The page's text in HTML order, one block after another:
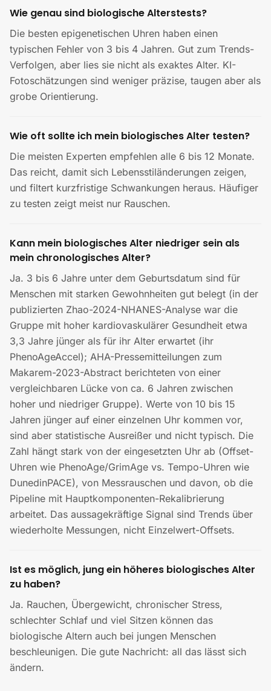
Wie genau sind biologische Alterstests?
Die besten epigenetischen Uhren haben einen
typischen Fehler von 3 bis 4 Jahren. Gut zum Trends-
Verfolgen, aber lies sie nicht als exaktes Alter. KI-
Fotoschätzungen sind weniger präzise, taugen aber als
grobe Orientierung.
Wie oft sollte ich mein biologisches Alter testen?
Die meisten Experten empfehlen alle 6 bis 12 Monate.
Das reicht, damit sich Lebensstiländerungen zeigen,
und filtert kurzfristige Schwankungen heraus. Häufiger
zu testen zeigt meist nur Rauschen.
Kann mein biologisches Alter niedriger sein als
mein chronologisches Alter?
Ja. 3 bis 6 Jahre unter dem Geburtsdatum sind für
Menschen mit starken Gewohnheiten gut belegt (in der
publizierten Zhao-2024-NHANES-Analyse war die
Gruppe mit hoher kardiovaskulärer Gesundheit etwa
3,3 Jahre jünger als für ihr Alter erwartet (ihr
PhenoAgeAccel); AHA-Pressemitteilungen zum
Makarem-2023-Abstract berichteten von einer
vergleichbaren Lücke von ca. 6 Jahren zwischen
hoher und niedriger Gruppe). Werte von 10 bis 15
Jahren jünger auf einer einzelnen Uhr kommen vor,
sind aber statistische Ausreißer und nicht typisch. Die
Zahl hängt stark von der eingesetzten Uhr ab (Offset-
Uhren wie PhenoAge/GrimAge vs. Tempo-Uhren wie
DunedinPACE), von Messrauschen und davon, ob die
Pipeline mit Hauptkomponenten-Rekalibrierung
arbeitet. Das aussagekräftige Signal sind Trends über
wiederholte Messungen, nicht Einzelwert-Offsets.
Ist es möglich, jung ein höheres biologisches Alter
zu haben?
Ja. Rauchen, Übergewicht, chronischer Stress,
schlechter Schlaf und viel Sitzen können das
biologische Altern auch bei jungen Menschen
beschleunigen. Die gute Nachricht: all das lässt sich
ändern.